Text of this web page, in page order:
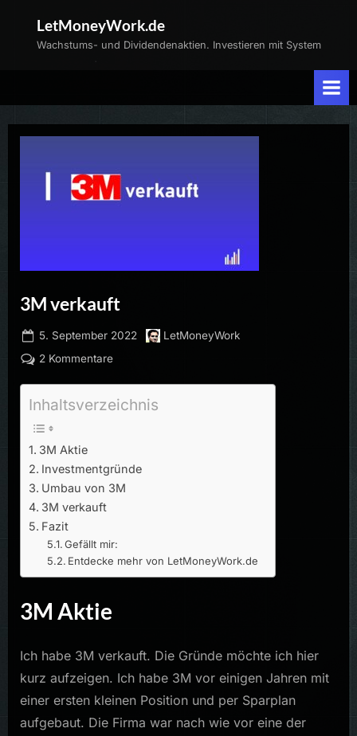
LetMoneyWork.de
Wachstums- und Dividendenaktien. Investieren mit System
3M verkauft
Posted
on
5. September 2022 By
LetMoneyWork
2 Kommentarezu
Inhaltsverzeichnis
3M Aktie
Investmentgründe
Umbau von 3M
3M verkauft
Fazit
Gefällt mir:
Entdecke mehr von LetMoneyWork.de
3M Aktie
Ich habe 3M verkauft. Die Gründe möchte ich hier
kurz aufzeigen. Ich habe 3M vor einigen Jahren mit
einer ersten kleinen Position und per Sparplan
aufgebaut. Die Firma war nach wie vor eine der